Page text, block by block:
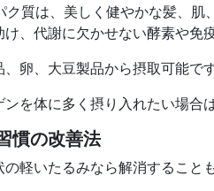
質は、美しく健やかな髪、肌
、代謝に欠かせない酵素や免
卵、大豆製品から摂取可能です
を体に多く摂り入れたい場合
慣の改善法
軽いたるみなら解消することも